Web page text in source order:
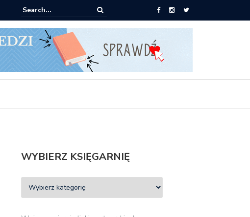
Matras: 10 książek za 69 zł
WYBIERZ KSIĘGARNIĘ